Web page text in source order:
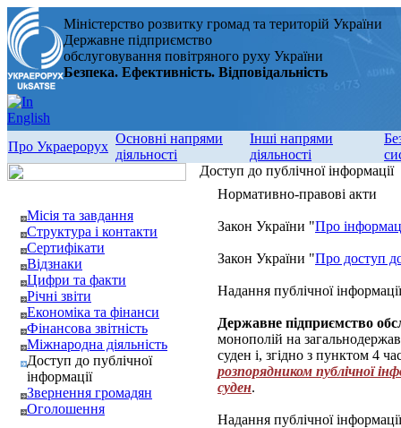
Міністерство розвитку громад та територій України
Державне підприємство
обслуговування повітряного руху України
Безпека. Ефективність. Відповідальність
Про Украерорух
Основні напрями
діяльності
Інші напрями
діяльності
Місія та завдання
Структура і контакти
Сертифікати
Відзнаки
Цифри та факти
Річні звіти
Економіка та фінанси
Фінансова звітність
Міжнародна діяльність
Доступ до публічної
інформації
Звернення громадян
Оголошення
Доступ до публічної інформації
Нормативно-правові акти
Закон України "Про
Закон України "Про доступ
Надання публічної інформації
Державне підприємство
монополій на
суден і, згідно з пунктом 4
розпорядником публічної
суден.
Надання публічної